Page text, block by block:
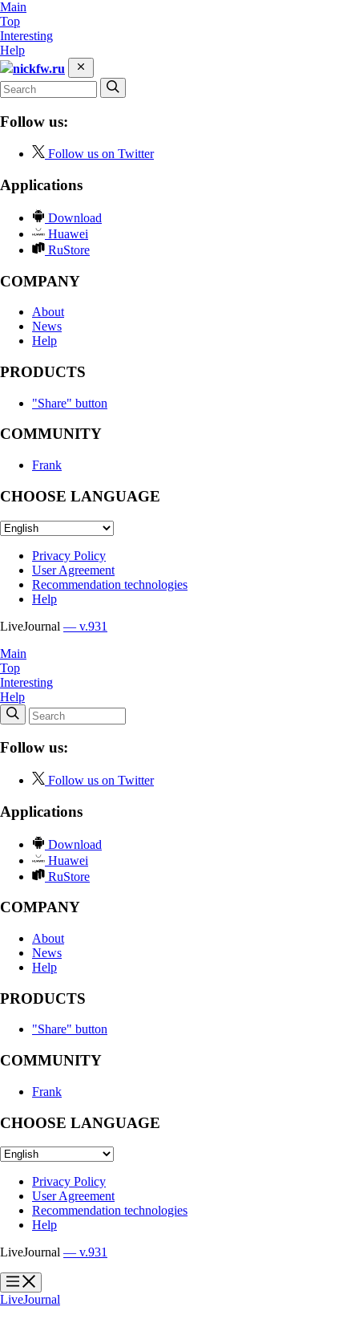
Main
Top
Interesting
Help
nickfw.ru
Follow us:
Follow us on Twitter
Applications
Download
Huawei
RuStore
COMPANY
About
News
Help
PRODUCTS
"Share" button
COMMUNITY
Frank
CHOOSE LANGUAGE
Privacy Policy
User Agreement
Recommendation technologies
Help
LiveJournal — v.931
Main
Top
Interesting
Help
Follow us:
Follow us on Twitter
Applications
Download
Huawei
RuStore
COMPANY
About
News
Help
PRODUCTS
"Share" button
COMMUNITY
Frank
CHOOSE LANGUAGE
Privacy Policy
User Agreement
Recommendation technologies
Help
LiveJournal — v.931
?
?
LiveJournal